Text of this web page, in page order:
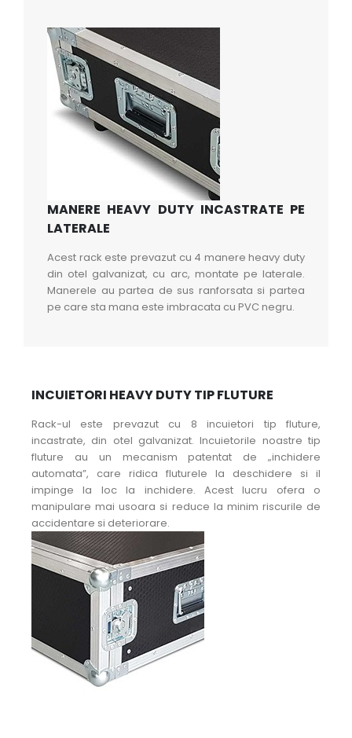
MANERE HEAVY DUTY INCASTRATE PE
LATERALE
Acest rack este prevazut cu 4 manere heavy duty
din otel galvanizat, cu arc, montate pe laterale.
Manerele au partea de sus ranforsata si partea
pe care sta mana este imbracata cu PVC negru.
INCUIETORI HEAVY DUTY TIP FLUTURE
Rack-ul este prevazut cu 8 incuietori tip fluture,
incastrate, din otel galvanizat. Incuietorile noastre tip
fluture au un mecanism patentat de „inchidere
automata”, care ridica fluturele la deschidere si il
impinge la loc la inchidere. Acest lucru ofera o
manipulare mai usoara si reduce la minim riscurile de
accidentare si deteriorare.